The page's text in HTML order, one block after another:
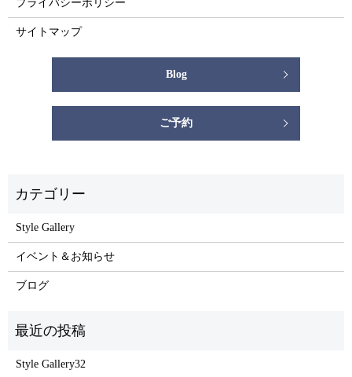
プライバシーポリシー
サイトマップ
Blog
ご予約
Style Gallery
イベント＆お知らせ
ブログ
Style Gallery32